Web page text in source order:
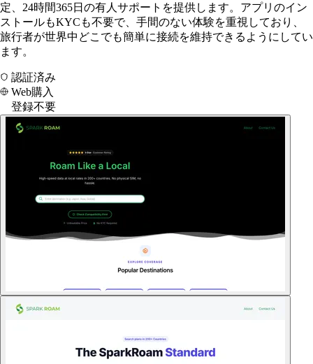
定、24時間365日の有人サポートを提供します。アプリのイン
ストールもKYCも不要で、手間のない体験を重視しており、
旅行者が世界中どこでも簡単に接続を維持できるようにしてい
ます。
認証済み
Web購入
登録不要